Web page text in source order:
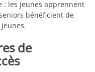
: les jeunes apprennent
bénéficient de
de